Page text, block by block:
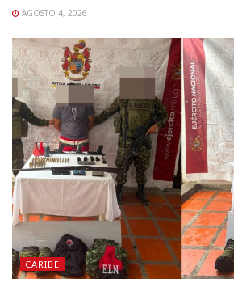
AGOSTO 4, 2026
CARIBE